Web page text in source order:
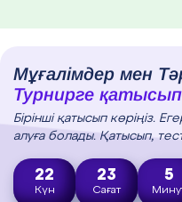
Мұғалімдер мен
Турнирге қатысып
Бірінші қатысып көріңіз.
алуға болады. Қатысып,
22
Күн
23
Сағат
5